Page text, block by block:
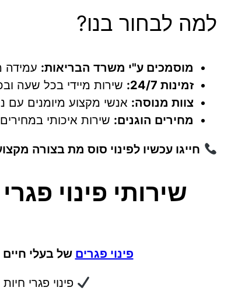
למה לבחור בנו?
מוסמכים ע"י משרד הבריאות: עמידה
זמינות 24/7:
שירות מיידי בכל שעה
צוות מנוסה: אנשי מקצוע מיומנים עם
מחירים הוגנים: שירות איכותי
חייגו עכשיו לפינוי סוס מת בצורה
שירותי פינוי
פינוי פגרים של בעלי
פינוי פגרי